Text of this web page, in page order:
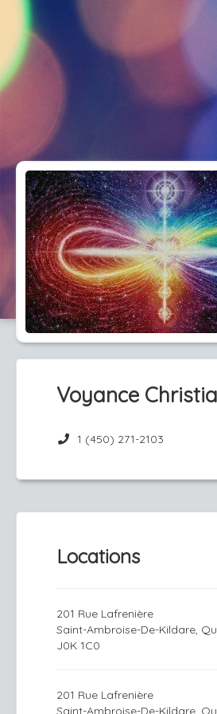
Voyance
1 (450) 271-2103
Locations
201 Rue Lafrenière
Saint-Ambroise-De-Kildare,
J0K 1C0
201 Rue Lafrenière
Saint-Ambroise-De-Kildare,